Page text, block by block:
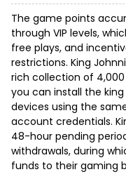
The game points
through VIP levels,
free plays, and
restrictions. King
rich collection of
you can install the
devices using the
account credentials.
48-hour pending
withdrawals, during
funds to their gaming